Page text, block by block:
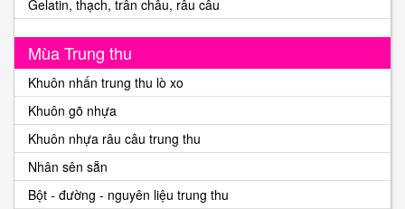
Gelatin, thạch, trân châu, râu câu
Mùa Trung thu
Khuôn nhấn trung thu lò xo
Khuôn gõ nhựa
Khuôn nhựa râu câu trung thu
Nhân sên sẵn
Bột - đường - nguyên liệu trung thu